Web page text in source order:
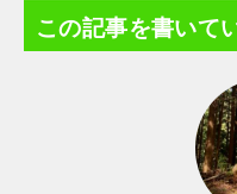
この記事を書いて